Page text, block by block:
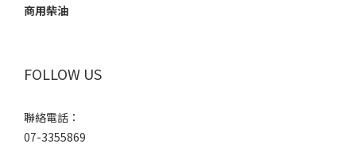
商用柴油
FOLLOW US
聯絡電話：
07-3355869